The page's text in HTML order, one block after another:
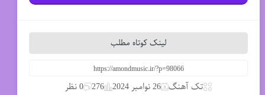
لینک کوتاه مطلب
تک آهنگ 26 نوامبر 2024 276 0 نظر